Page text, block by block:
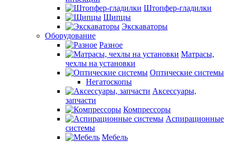
Штопфер-гладилки
Щипцы
Экскаваторы
Оборудование
Разное
Матрасы,
чехлы на установки
Оптические системы
Негатоскопы
Аксессуары,
запчасти
Компрессоры
Аспирационные
системы
Мебель